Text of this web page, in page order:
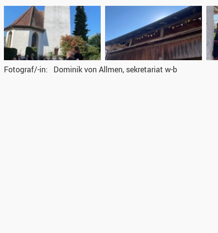
Fotograf/-in Dominik von Allmen, sekretariat w-b